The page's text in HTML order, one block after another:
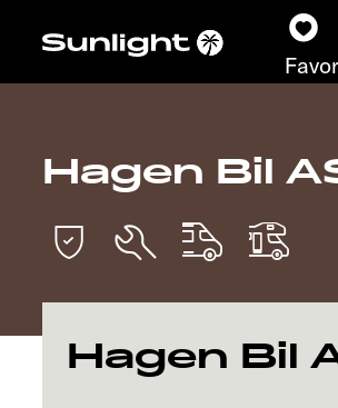
Nos modèles
Configurateur
Recherchez
Sunlight
Hagen Bil
Hagen Bil